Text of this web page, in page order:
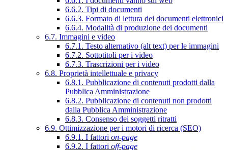
6.6.2. Tipi di documenti
6.6.3. Formato di lettura dei documenti elettronici
6.6.4. Modalità di produzione dei documenti
6.7. Immagini e video
6.7.1. Testo alternativo (alt text) per le immagini
6.7.2. Sottotitoli per i video
6.7.3. Trascrizioni per i video
6.8. Proprietà intellettuale e privacy
6.8.1. Pubblicazione di contenuti prodotti dalla
Pubblica Amministrazione
6.8.2. Pubblicazione di contenuti non prodotti
dalla Pubblica Amministrazione
6.8.3. Consenso dei soggetti ritratti
6.9. Ottimizzazione per i motori di ricerca (SEO)
6.9.1. I fattori on-page
6.9.2. I fattori off-page